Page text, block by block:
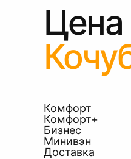
Цена
Комфорт
Комфорт+
Бизнес
Минивэн
Доставка